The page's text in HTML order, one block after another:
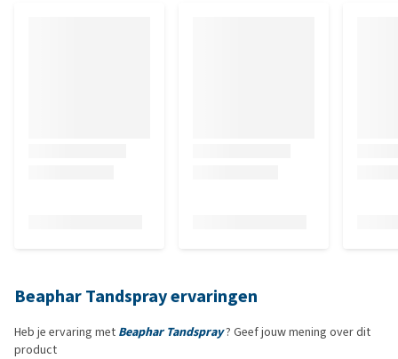
Beaphar Tandspray ervaringen
Heb je ervaring met Beaphar Tandspray? Geef jouw mening over dit
product